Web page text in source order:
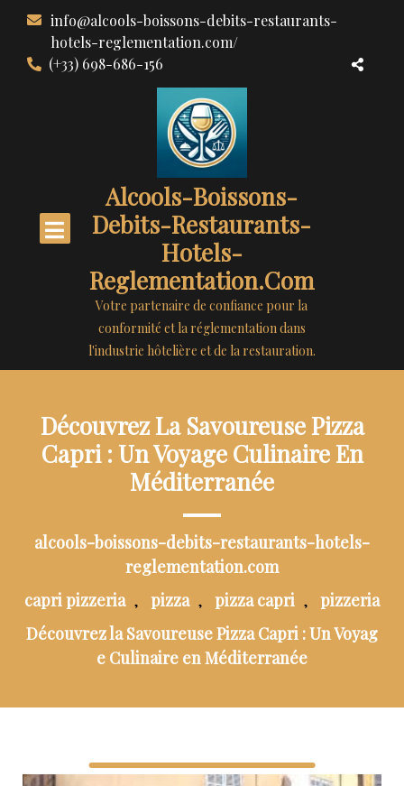
contenu
info@alcools-boissons-debits-restaurants-
hotels-reglementation.com/
(+33) 698-686-156
Alcools-Boissons-
Debits-Restaurants-
Hotels-
Reglementation.com
Votre partenaire de confiance pour la
conformité et la réglementation dans
l'industrie hôtelière et de la restauration.
Découvrez La Savoureuse Pizza
Capri : Un Voyage Culinaire En
Méditerranée
alcools-boissons-debits-restaurants-hotels-
reglementation.com
capri pizzeria , pizza , pizza capri ,
pizzeria
Découvrez la Savoureuse Pizza Capri : Un Voyag
e Culinaire en Méditerranée